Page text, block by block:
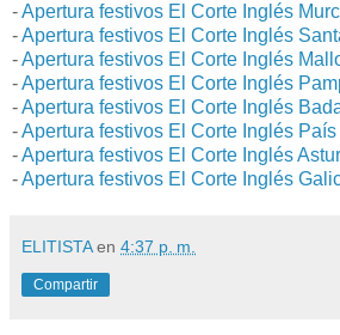
-Apertura festivos El Corte Inglés
-Apertura festivos El Corte Inglés
-Apertura festivos El Corte Inglés
-Apertura festivos El Corte Inglés
-Apertura festivos El Corte Inglés
-Apertura festivos El Corte Inglés
-Apertura festivos El Corte Inglés
-Apertura festivos El Corte Inglés
ELITISTA en 4:37 p. m.
Compartir